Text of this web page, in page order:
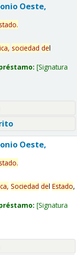
Oeste,
.
sociedad del
Signatura
Oeste,
.
Sociedad del Estado,
Signatura